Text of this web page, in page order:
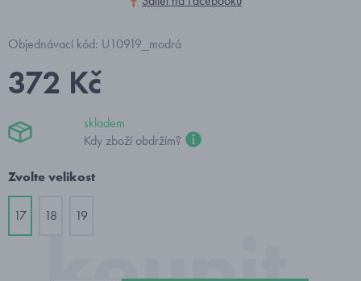
Objednávací kód: U10919_modrá
372 Kč
skladem
Kdy zboží obdržím?
Zvolte velikost
17 18 19